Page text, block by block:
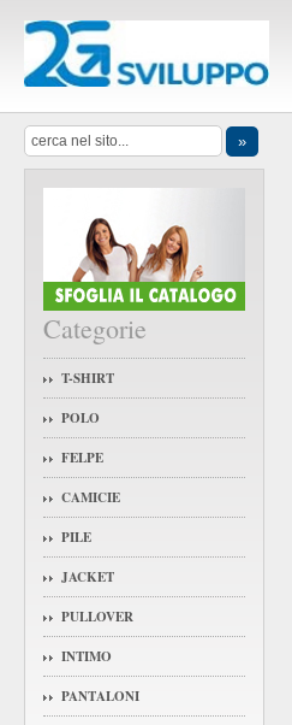
Categorie
T-SHIRT
POLO
FELPE
CAMICIE
PILE
JACKET
PULLOVER
INTIMO
PANTALONI